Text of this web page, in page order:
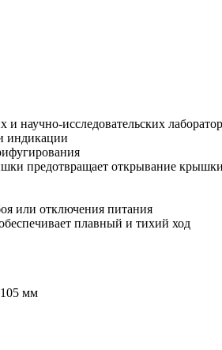
научно-исследовательских
индикации
предотвращает открывание
или отключения питания
плавный и тихий ход
мм